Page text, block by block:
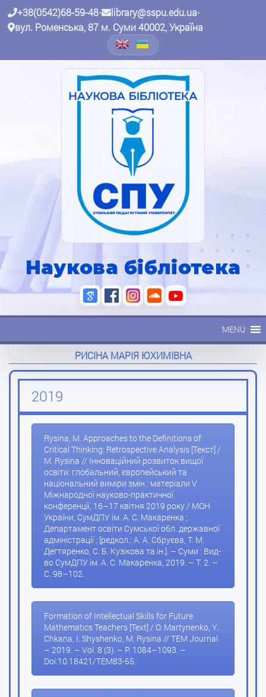
+38(0542)68-59-48• library@sspu.edu.ua•
вул. Роменська, 87 м. Суми 40002, Україна
Наукова бібліотека
MENU
РИСІНА МАРІЯ ЮХИМІВНА
2019
Rysina, М. Approaches to the Definitions of
Critical Thinking: Retrospective Analysis [Текст] /
М. Rysina // Інноваційний розвиток вищої
освіти: глобальний, європейський та
національний виміри змін : матеріали V
Міжнародної науково-практичної
конференції, 16–17 квітня 2019 року / МОН
України, СумДПУ ім. А. С. Макаренка ;
Департамент освіти Сумської обл. державної
адміністрації ; [редкол.: А. А. Сбруєва, Т. М.
Дегтяренко, С. Б. Кузікова та ін.]. – Суми : Вид-
во СумДПУ ім. А. С. Макаренка, 2019. – Т. 2. –
С. 98–102.
Formation of Intellectual Skills for Future
Mathematics Teachers [Text] / O. Martynenko, Y.
Chkana, I. Shyshenko, M. Rysina // TEM Journal.
– 2019. – Vol. 8 (3). – P. 1084–1093. –
Doi:10.18421/TEM83-55.